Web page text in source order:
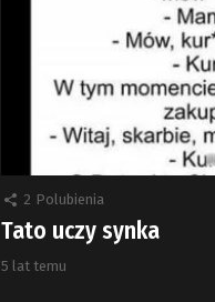
2 Polubienia
Tato uczy synka
5 lat temu